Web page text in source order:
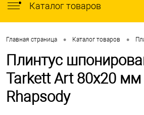
Каталог товаров
Главная страница • Каталог товаров •
Плинтус
Tarkett Art 80x20
Rhapsody